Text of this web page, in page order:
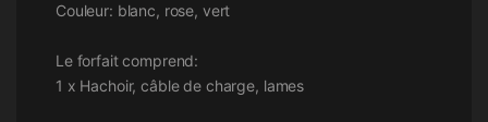
Couleur: blanc, rose, vert
Le forfait comprend:
1 x Hachoir, câble de charge, lames